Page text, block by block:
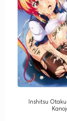
Inshitsu